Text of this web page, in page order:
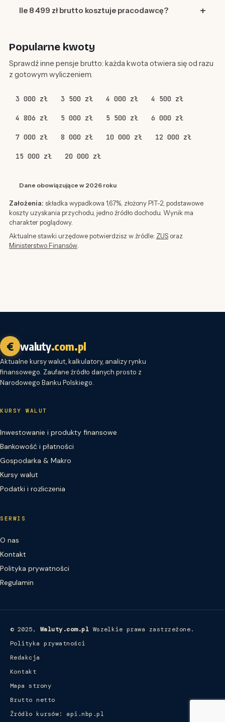
Ile 8 499 zł brutto kosztuje pracodawcę?
Popularne kwoty
Sprawdź inne pensje brutto: każda kwota otwiera się od razu
z gotowym wyliczeniem.
3 000 zł 3 500 zł 4 000 zł 4 500 zł
4 806 zł 5 000 zł 5 500 zł 6 000 zł
7 000 zł 8 000 zł 10 000 zł 12 000 zł
15 000 zł 20 000 zł
Dane obowiązujące w 2026 roku
Założenia: składka wypadkowa 1,67%, złożony PIT-2, podstawowe
koszty uzyskania przychodu, jedno źródło dochodu. Wynik ma
charakter poglądowy.
Aktualne stawki urzędowe potwierdzisz w źródle: ZUSoraz
Ministerstwo Finansów.
€ waluty.com.pl
Aktualne kursy walut, kalkulatory, analizy rynku
finansowego. Zaufane źródło danych prosto z
Narodowego Banku Polskiego.
KURSY WALUT
Inwestowanie i produkty finansowe
Bankowość i płatności
Gospodarka & Makro
Kursy walut
Podatki i rozliczenia
SERWIS
O nas
Kontakt
Polityka prywatności
Regulamin
© 2025, Waluty.com.pl Wszelkie prawa zastrzeżone.
Polityka prywatności
Redakcja
Kontakt
Mapa strony
Brutto netto
Źródło kursów: api.nbp.pl